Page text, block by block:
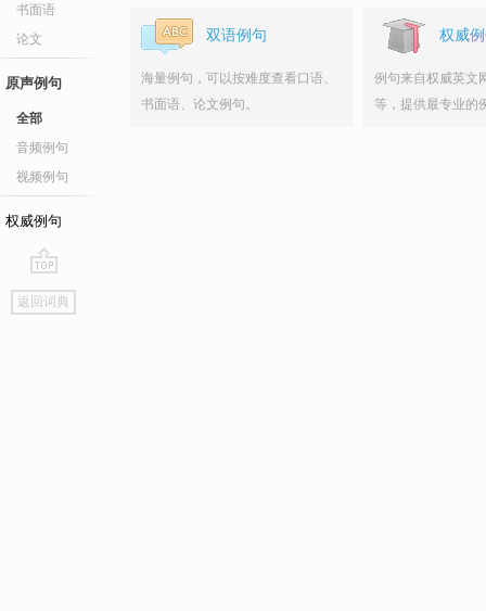
书面语
论文
原声例句
全部
音频例句
视频例句
权威例句
go
top
返回词典
双语例句
海量例句，可以按难度查看口语、
书面语、论文例句。
权威
例句来自权威英文
等，提供最专业的